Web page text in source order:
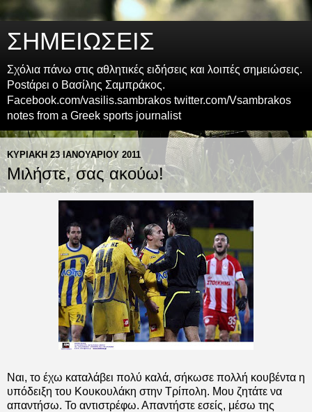
ΣΗΜΕΙΩΣΕΙΣ
Σχόλια πάνω στις αθλητικές ειδήσεις και λοιπές σημειώσεις.
Postάρει ο Βασίλης Σαμπράκος.
Facebook.com/vasilis.sambrakos twitter.com/Vsambrakos
notes from a Greek sports journalist
ΚΥΡΙΑΚΉ 23 ΙΑΝΟΥΑΡΊΟΥ 2011
Μιλήστε, σας ακούω!
Ναι, το έχω καταλάβει πολύ καλά, σήκωσε πολλή κουβέντα η
υπόδειξη του Κουκουλάκη στην Τρίπολη. Μου ζητάτε να
απαντήσω. Το αντιστρέφω. Απαντήστε εσείς, μέσω της